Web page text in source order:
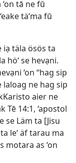
tā ne fū
tä‘ma fū
iạ täla ösös ta
hö‘ se hevạni.
‘on “hag sip
laloag ne hag sip
aier ne
Tē 14:1, ‘apostol
se Läm ta [Jisu
le‘ äf tarau ma
motara as ‘on